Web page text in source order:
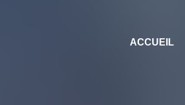
ACCUEIL